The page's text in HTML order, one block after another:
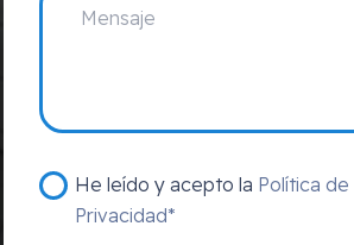
He leído y acepto la Política de
Privacidad*